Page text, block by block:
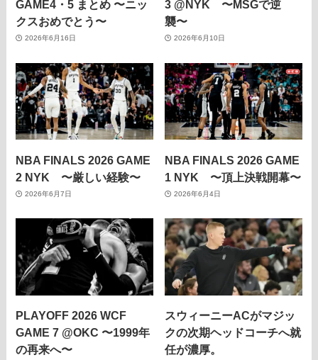
GAME4・5 まとめ 〜ニッ
クスおめでとう〜
2026年6月16日
3 @NYK 〜MSGで逆
襲〜
2026年6月10日
NBA FINALS 2026 GAME
2 NYK 〜厳しい経験〜
2026年6月7日
NBA FINALS 2026 GAME
1 NYK 〜頂上決戦開幕〜
2026年6月4日
PLAYOFF 2026 WCF
GAME 7 @OKC 〜1999年
の再来へ〜
スウィーニーACがマジッ
クの次期ヘッドコーチへ就
任が濃厚。